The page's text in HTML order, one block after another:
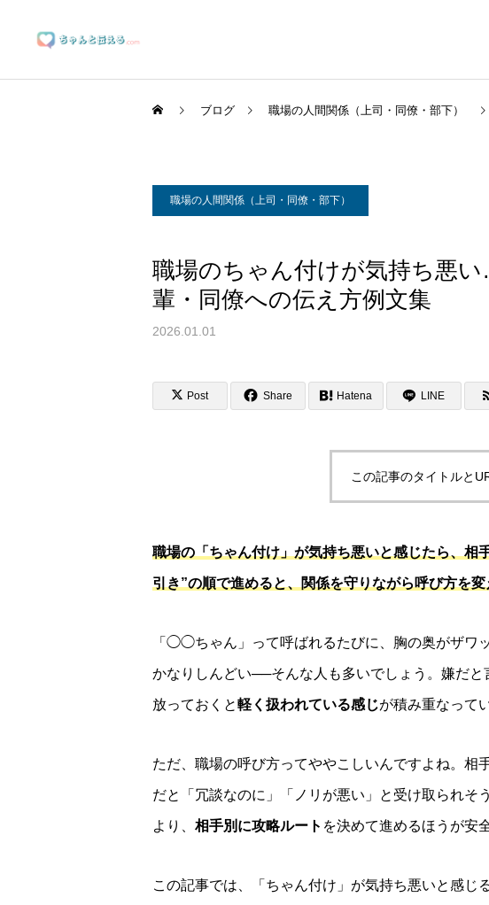
ブランディングサポート
マーケティングサポート
ブログ 職場の人間関係（上司・同僚・部下）
職場の人間関係（上司・同僚・部下）
職場のちゃん付けが気持ち悪
輩・同僚への伝え方例文集
2026.01.01
Post Share Hatena LINE
この記事のタイトルと
職場の「ちゃん付け」が気持ち悪いと感じたら、
引き”の順で進めると、関係を守りながら呼び方を変
「◯◯ちゃん」って呼ばれるたびに、胸の奥がザワ
かなりしんどい──そんな人も多いでしょう。嫌だと
放っておくと軽く扱われている感じが積み重なって
ただ、職場の呼び方ってややこしいんですよね。相
だと「冗談なのに」「ノリが悪い」と受け取られそ
より、 相手別に攻略ルート を決めて進めるほうが安
この記事では、「ちゃん付け」が気持ち悪いと感じ